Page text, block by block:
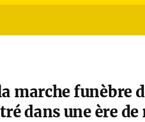
marche funèbre
dans une ère